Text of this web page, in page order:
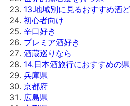
13.地域別に見るおすすめ酒
初心者向け
辛口好き
プレミア酒好き
酒蔵巡りなら
14.日本酒旅行におすすめの県
兵庫県
京都府
広島県